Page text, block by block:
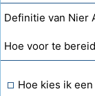
Definitie van Nier
Hoe voor te
Hoe kies ik